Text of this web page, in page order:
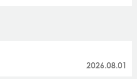
2026.08.01